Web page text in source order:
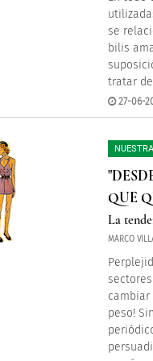
se
bilis
tratar
27-06-
QUE
La
MARCO
cambiar
peso!